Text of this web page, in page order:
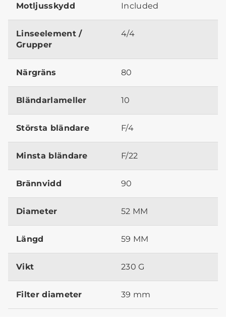
Motljusskydd Included
Linseelement /
Grupper
4/4
Närgräns 80
Bländarlameller 10
Största bländare F/4
Minsta bländare F/22
Brännvidd 90
Diameter 52 MM
Längd 59 MM
Vikt 230 G
Filter diameter 39 mm